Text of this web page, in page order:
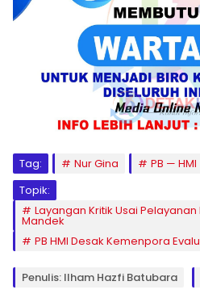
Tag: Nur Gina
PB — HMI
Topik:
Layangan Kritik Usai
Mandek
PB HMI Desak Kemenpora
Penulis: Ilham Hazfi Batubara